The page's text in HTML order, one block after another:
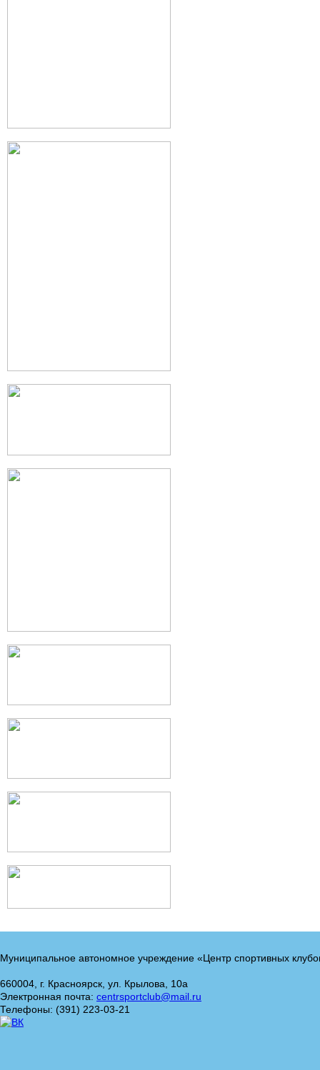
Муниципальное автономное учреждение «Центр спортивных
660004, г. Красноярск, ул. Крылова, 10а
Электронная почта: centrsportclub@mail.ru
Телефоны: (391) 223-03-21